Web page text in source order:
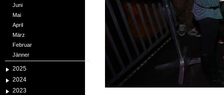
Juni
Mai
April
März
Februar
Jänner
2025
2024
2023